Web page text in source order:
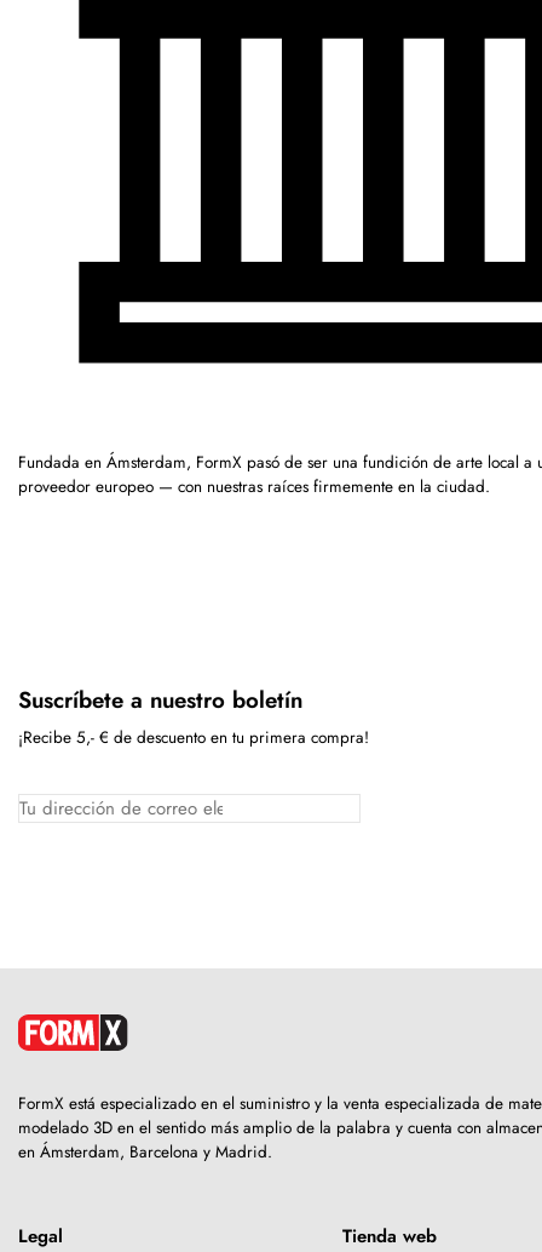
Fundada en Ámsterdam, FormX pasó de ser una fundición de arte local a
proveedor europeo — con nuestras raíces firmemente en la ciudad.
Suscríbete a nuestro boletín
¡Recibe 5,- € de descuento en tu primera compra!
FormX está especializado en el suministro y la venta especializada de
modelado 3D en el sentido más amplio de la palabra y cuenta con
en Ámsterdam, Barcelona y Madrid.
Legal Tienda web